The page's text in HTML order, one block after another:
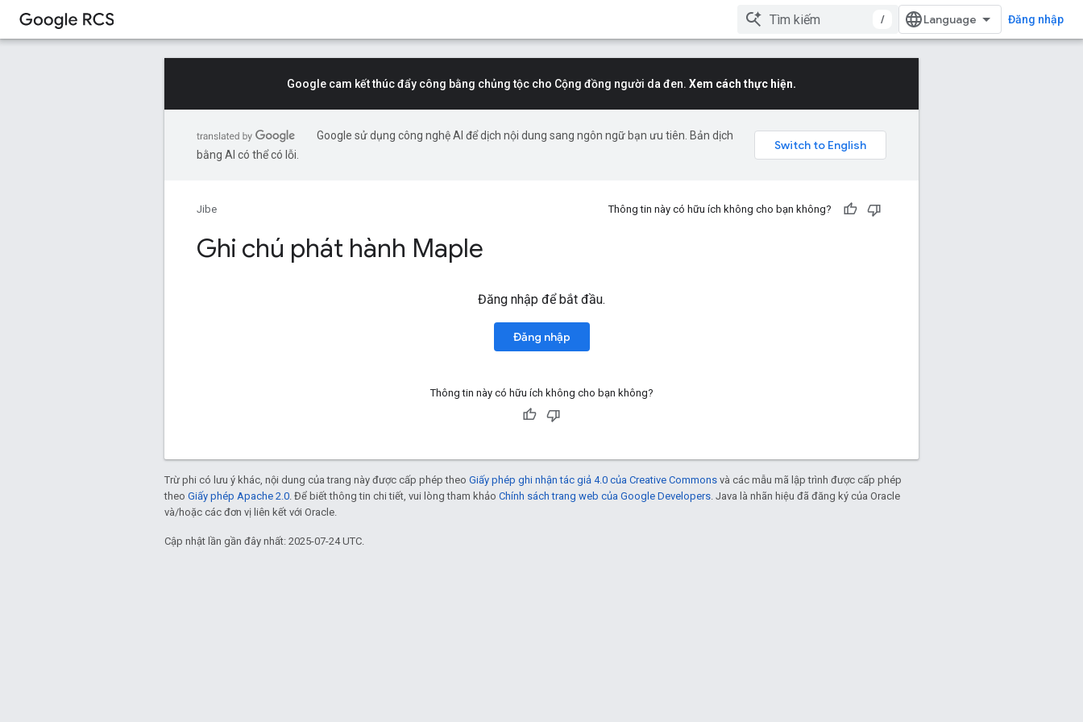
/ Đăng nhập
Google cam kết thúc đẩy công bằng chủng tộc cho Cộng đồng người da đen. Xem cách thực hiện.
Google sử dụng công nghệ AI để dịch nội dung sang ngôn ngữ bạn ưu tiên. Bản dịch
bằng AI có thể có lỗi.
Jibe Thông tin này có hữu ích không cho bạn không?
Ghi chú phát hành Maple
Đăng nhập để bắt đầu.
Đăng nhập
Thông tin này có hữu ích không cho bạn không?
Trừ phi có lưu ý khác, nội dung của trang này được cấp phép theo Giấy phép ghi nhận tác giả 4.0 của Creative Commons và các mẫu mã lập trình được cấp phép
theo Giấy phép Apache 2.0. Để biết thông tin chi tiết, vui lòng tham khảo Chính sách trang web của Google Developers. Java là nhãn hiệu đã đăng ký của Oracle
và/hoặc các đơn vị liên kết với Oracle.
Cập nhật lần gần đây nhất: 2025-07-24 UTC.